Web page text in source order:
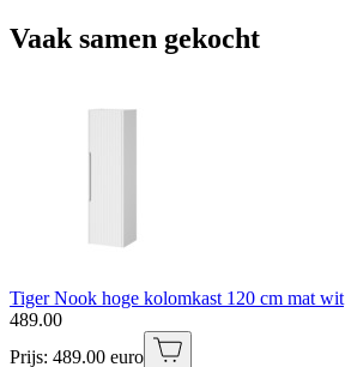
Vaak samen gekocht
Tiger Nook hoge kolomkast 120 cm mat wit
489.00
Prijs: 489.00 euro